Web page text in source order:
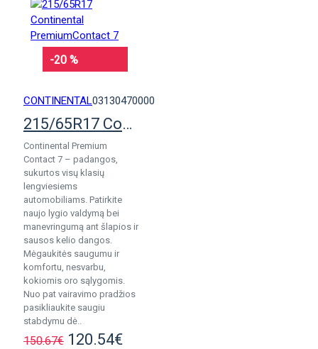
-20 %
CONTINENTAL03130470000
215/65R17 Continental PremiumContact 7
Continental Premium
Contact 7 – padangos,
sukurtos visų klasių
lengviesiems
automobiliams. Patirkite
naujo lygio valdymą bei
manevringumą ant šlapios ir
sausos kelio dangos.
Mėgaukitės saugumu ir
komfortu, nesvarbu,
kokiomis oro sąlygomis.
Nuo pat vairavimo pradžios
pasikliaukite saugiu
stabdymu dė..
150.67€ 120.54€